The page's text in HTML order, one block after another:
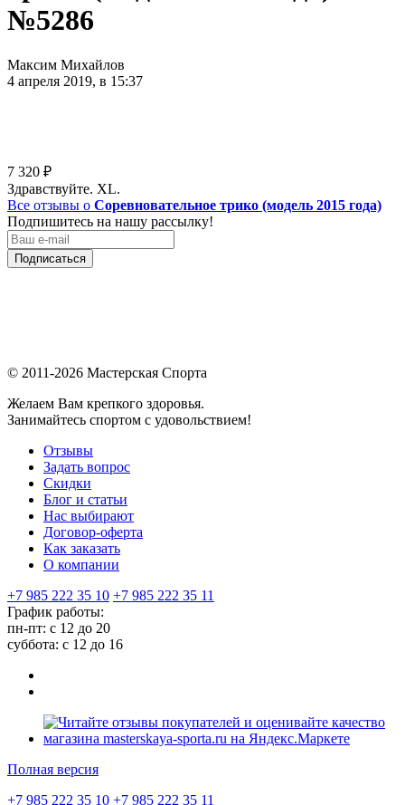
№5286
Максим Михайлов
4 апреля 2019, в 15:37
7 320 ₽
Здравствуйте. XL.
Все отзывы о Соревновательное трико (модель 2015 года)
Подпишитесь на нашу рассылку!
Подписаться
© 2011-2026 Мастерская Спорта
Желаем Вам крепкого здоровья.
Занимайтесь спортом с удовольствием!
Отзывы
Задать вопрос
Скидки
Блог и статьи
Нас выбирают
Договор-оферта
Как заказать
О компании
+7 985 222 35 10 +7 985 222 35 11
График работы:
пн-пт: с 12 до 20
суббота: c 12 до 16
Полная версия
+7 985 222 35 10 +7 985 222 35 11